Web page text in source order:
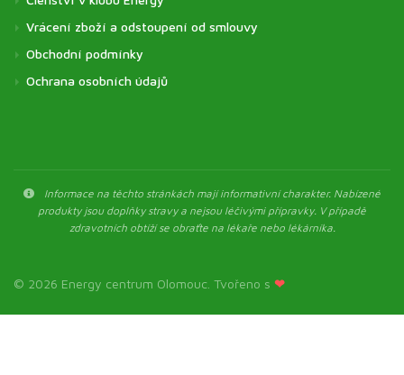
Vrácení zboží a odstoupení od smlouvy
Obchodní podmínky
Ochrana osobních údajů
Informace na těchto stránkách mají informativní charakter. Nabízené
produkty jsou doplňky stravy a nejsou léčivými přípravky. V případě
zdravotních obtíží se obraťte na lékaře nebo lékárníka.
© 2026 Energy centrum Olomouc. Tvořeno s ❤